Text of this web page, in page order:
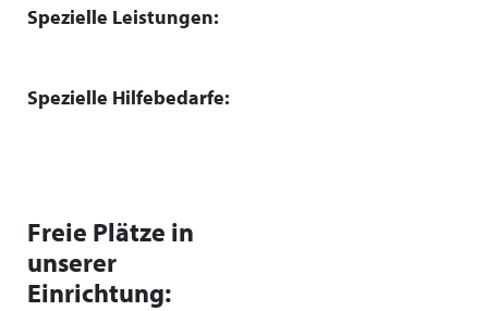
Spezielle Leistungen:
Spezielle Hilfebedarfe:
Freie Plätze in
unserer
Einrichtung: